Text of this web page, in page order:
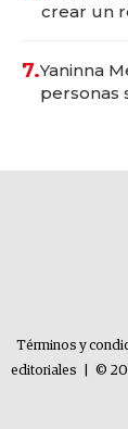
crear un
7.Yaninna
personas
Términos y
editoriales
©